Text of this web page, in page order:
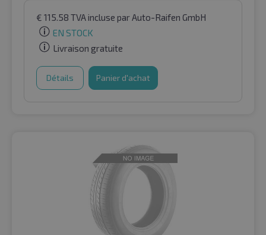
€ 115.58 TVA incluse par Auto-Raifen GmbH
EN STOCK
Livraison gratuite
Détails Panier d'achat